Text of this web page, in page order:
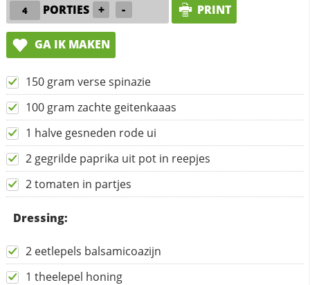
PORTIES + - PRINT
GA IK MAKEN
150 gram verse spinazie
100 gram zachte geitenkaaas
1 halve gesneden rode ui
2 gegrilde paprika uit pot in reepjes
2 tomaten in partjes
Dressing:
2 eetlepels balsamicoazijn
1 theelepel honing